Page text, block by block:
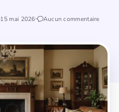
15 mai 2026 Aucun commentaire